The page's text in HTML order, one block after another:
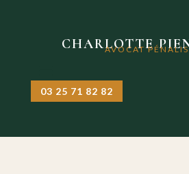
CHARLOTTE
AVOCAT
03 25 71 82 82